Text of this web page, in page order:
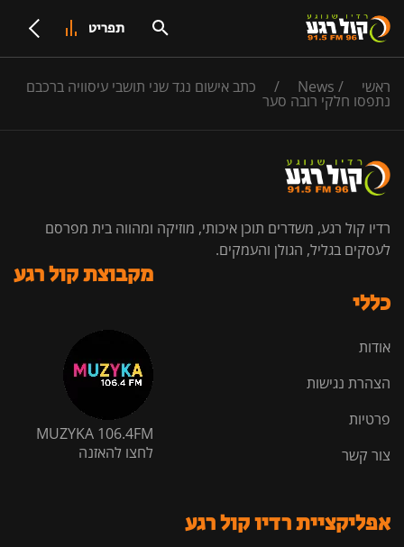
תפריט
ראשי /
News
/ כתב אישום נגד שני תושבי עיסוויה ברכבם
נתפסו חלקי רובה סער
רדיו קול רגע, משדרים תוכן איכותי, מוזיקה ומהווה בית מפרסם
לעסקים בגליל, הגולן והעמקים.
כללי
אודות
הצהרת נגישות
פרטיות
צור קשר
מקבוצת קול רגע
MUZYKA 106.4FM
לחצו להאזנה
אפליקציית רדיו קול רגע